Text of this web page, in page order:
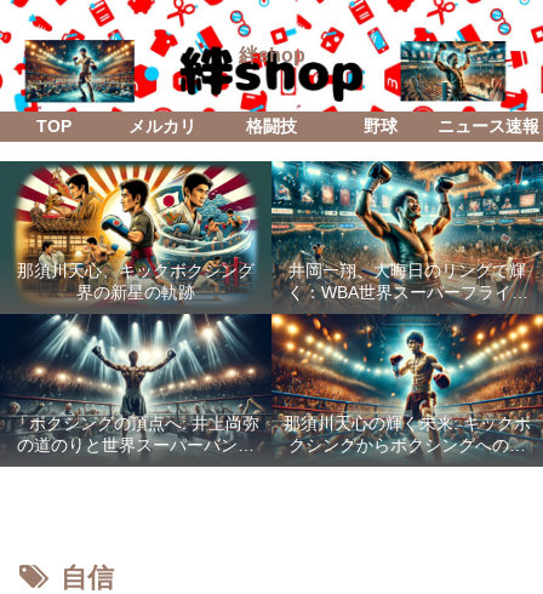
絆shop
TOP メルカリ 格闘技 野球 ニュース速報
那須川天心、キックボクシング
界の新星の軌跡
井岡一翔、大晦日のリングで輝
く：WBA世界スーパーフライ級
防衛戦「Lifetime Boxing Fights
18」
「ボクシングの頂点へ: 井上尚弥
の道のりと世界スーパーバンタ
ム級統一戦の全貌」
那須川天心の輝く未来: キックボ
クシングからボクシングへの成
功した転身
自信